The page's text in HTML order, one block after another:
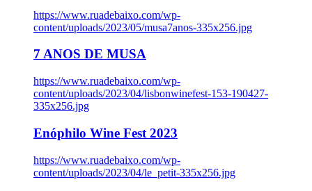
https://www.ruadebaixo.com/wp-
content/uploads/2023/05/musa7anos-335x256.jpg
7 ANOS DE MUSA
https://www.ruadebaixo.com/wp-
content/uploads/2023/04/lisbonwinefest-153-190427-
335x256.jpg
Enóphilo Wine Fest 2023
https://www.ruadebaixo.com/wp-
content/uploads/2023/04/le_petit-335x256.jpg